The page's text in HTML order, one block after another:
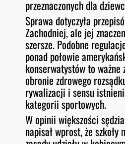
przeznaczonych dla
Sprawa dotyczyła
Zachodniej, ale jej
szersze. Podobne
ponad połowie
konserwatystów to ważne
obronie zdrowego
rywalizacji i sensu
kategorii sportowych.
W opinii większości
napisał wprost, że szkoły